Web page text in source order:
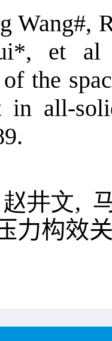
Wang#,
et al
the
in all-
赵井文,
力构效